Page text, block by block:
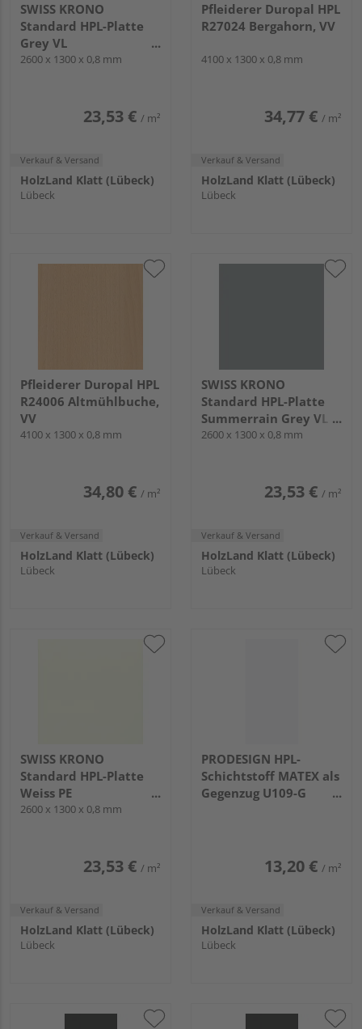
SWISS KRONO
Standard HPL-Platte
Grey VL
2600x1300x0.8mm
2600 x 1300 x 0,8 mm
23,53 € / m²
Verkauf & Versand
HolzLand Klatt (Lübeck)
Lübeck
Pfleiderer Duropal HPL
R27024 Bergahorn, VV
4100 x 1300 x 0,8 mm
34,77 € / m²
Verkauf & Versand
HolzLand Klatt (Lübeck)
Lübeck
Pfleiderer Duropal HPL
R24006 Altmühlbuche,
VV
4100 x 1300 x 0,8 mm
34,80 € / m²
Verkauf & Versand
HolzLand Klatt (Lübeck)
Lübeck
SWISS KRONO
Standard HPL-Platte
Summerrain Grey VL
2600x1300x0.8mm
2600 x 1300 x 0,8 mm
23,53 € / m²
Verkauf & Versand
HolzLand Klatt (Lübeck)
Lübeck
SWISS KRONO
Standard HPL-Platte
Weiss PE
2600x1300x0.8mm
2600 x 1300 x 0,8 mm
23,53 € / m²
Verkauf & Versand
HolzLand Klatt (Lübeck)
Lübeck
PRODESIGN HPL-
Schichtstoff MATEX als
Gegenzug U109-G
13,20 € / m²
Verkauf & Versand
HolzLand Klatt (Lübeck)
Lübeck